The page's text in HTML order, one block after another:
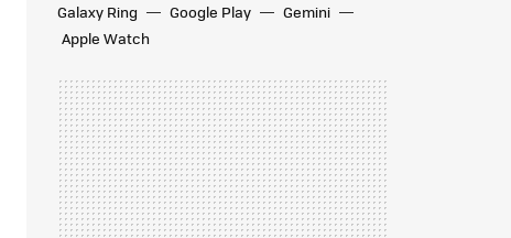
Galaxy Ring
Google Play
Gemini
Apple Watch